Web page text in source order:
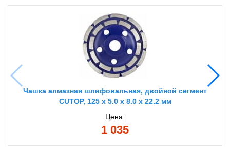
Чашка алмазная шлифовальная, двойной сегмент
CUTOP, 125 x 5.0 x 8.0 x 22.2 мм
Цена:
1 035